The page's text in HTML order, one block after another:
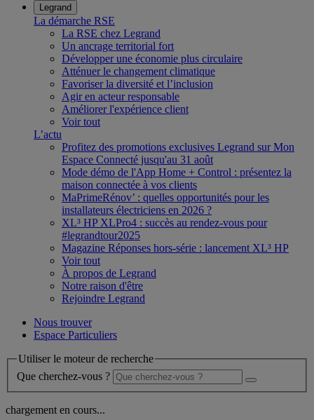
Legrand
La démarche RSE
La RSE chez Legrand
Un ancrage territorial fort
Développer une économie plus circulaire
Atténuer le changement climatique
Favoriser la diversité et l’inclusion
Agir en acteur responsable
Améliorer l'expérience client
Voir tout
L’actu
Profitez des promotions exclusives Legrand sur Mon
Espace Connecté jusqu'au 31 août
Mode démo de l'App Home + Control : présentez la
maison connectée à vos clients
MaPrimeRénov’ : quelles opportunités pour les
installateurs électriciens en 2026 ?
XL³ HP XLPro4 : succès au rendez-vous pour
#legrandtour2025
Magazine Réponses hors-série : lancement XL³ HP
Voir tout
À propos de Legrand
Notre raison d'être
Rejoindre Legrand
Nous trouver
Espace Particuliers
Utiliser le moteur de recherche
Que cherchez-vous ?
chargement en cours...